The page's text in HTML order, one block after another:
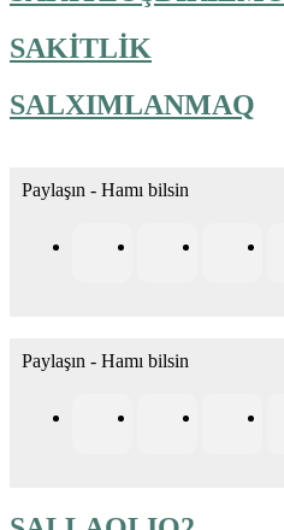
SAKİTLİK
SALXIMLANMAQ
Paylaşın - Hamı bilsin
Paylaşın - Hamı bilsin